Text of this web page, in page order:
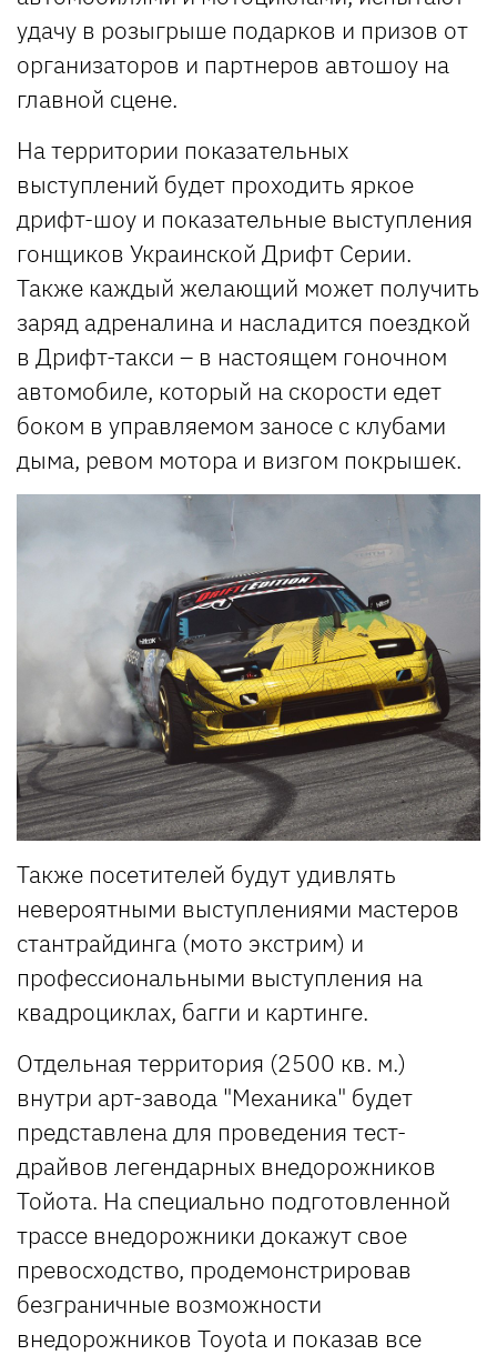
удачу в розыгрыше подарков и призов от
организаторов и партнеров автошоу на
главной сцене.
На территории показательных
выступлений будет проходить яркое
дрифт-шоу и показательные выступления
гонщиков Украинской Дрифт Серии.
Также каждый желающий может получить
заряд адреналина и насладится поездкой
в Дрифт-такси – в настоящем гоночном
автомобиле, который на скорости едет
боком в управляемом заносе с клубами
дыма, ревом мотора и визгом покрышек.
Также посетителей будут удивлять
невероятными выступлениями мастеров
стантрайдинга (мото экстрим) и
профессиональными выступления на
квадроциклах, багги и картинге.
Отдельная территория (2500 кв. м.)
внутри арт-завода "Механика" будет
представлена для проведения тест-
драйвов легендарных внедорожников
Тойота. На специально подготовленной
трассе внедорожники докажут свое
превосходство, продемонстрировав
безграничные возможности
внедорожников Toyota и показав все